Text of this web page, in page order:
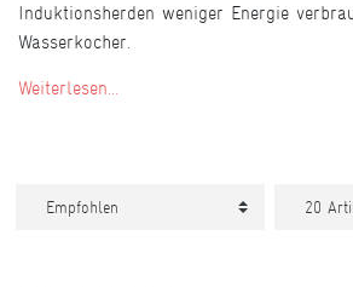
Induktionsherden weniger Energie
Wasserkocher.
Weiterlesen...